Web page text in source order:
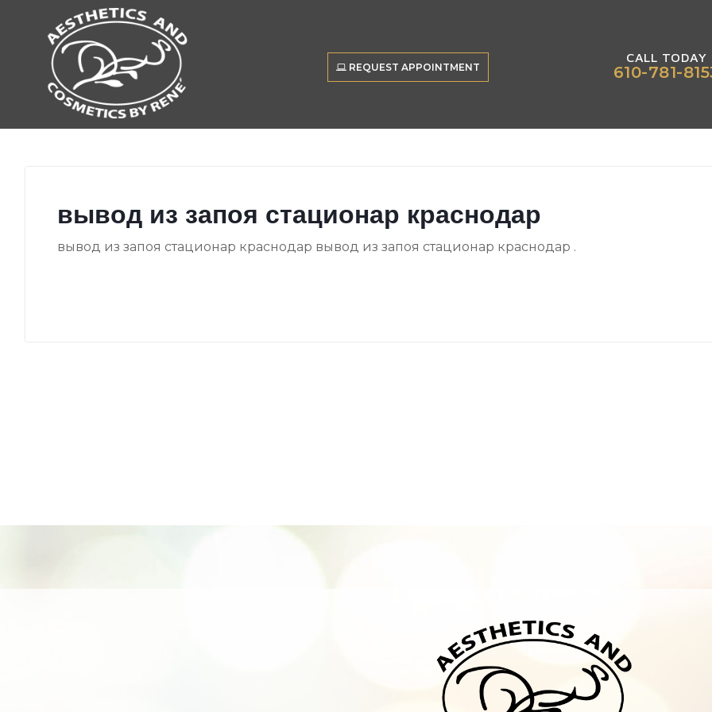
REQUEST APPOINTMENT
CALL TODAY
610-781-
вывод из запоя стационар краснодар
вывод из запоя стационар краснодар вывод из запоя стационар краснодар .